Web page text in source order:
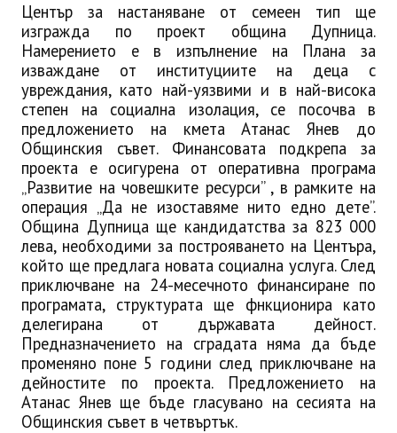
Център за настаняване от семеен тип ще
изгражда по проект община Дупница.
Намерението е в изпълнение на Плана за
изваждане от институциите на деца с
увреждания, като най-уязвими и в най-висока
степен на социална изолация, се посочва в
предложението на кмета Атанас Янев до
Общинския съвет. Финансовата подкрепа за
проекта е осигурена от оперативна програма
„Развитие на човешките ресурси” , в рамките на
операция „Да не изоставяме нито едно дете”.
Община Дупница ще кандидатства за 823 000
лева, необходими за построяването на Центъра,
който ще предлага новата социална услуга. След
приключване на 24-месечното финансиране по
програмата, структурата ще фнкционира като
делегирана от държавата дейност.
Предназначението на сградата няма да бъде
променяно поне 5 години след приключване на
дейностите по проекта. Предложението на
Атанас Янев ще бъде гласувано на сесията на
Общинския съвет в четвъртък.